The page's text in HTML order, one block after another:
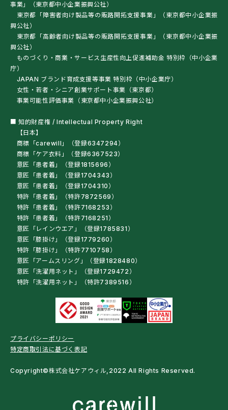
事業」（東京都中小企業振興公社）
東京都「障害者向け製品等の販路開拓支援事業」（東京都中小企業振
興公社）
東京都「高齢者向け製品等の販路開拓支援事業」（東京都中小企業振
興公社）
ものづくり・商業・サービス生産性向上促進補助金 特別枠（中小企業
庁）
JAPAN ブランド育成支援等事業 特別枠（中小企業庁）
女性・若者・シニア創業サポート事業（東京都）
事業可能性評価事業（東京都中小企業振興公社）
■ 知的財産権 / Intellectual Property Right
【日本】
商標「carewill」（登録6347294）
商標「ケア衣料」（登録6367523）
意匠「患者着」（登録1815696）
意匠「患者着」（登録1704343）
意匠「患者着」（登録1704310）
特許「患者着」（特許7872569）
特許「患者着」（特許7168253）
特許「患者着」（特許7168251）
意匠「レインウエア」（登録1785831）
意匠「膝掛け」（登録1779260）
特許「膝掛け」（特許7710758）
意匠「アームスリング」（登録1828480）
意匠「洗濯用ネット」（登録1729472）
特許「洗濯用ネット」（特許7389516）
プライバシーポリシー
特定商取引法に基づく表記
Copyright©株式会社ケアウィル,2022 All Rights Reserved.